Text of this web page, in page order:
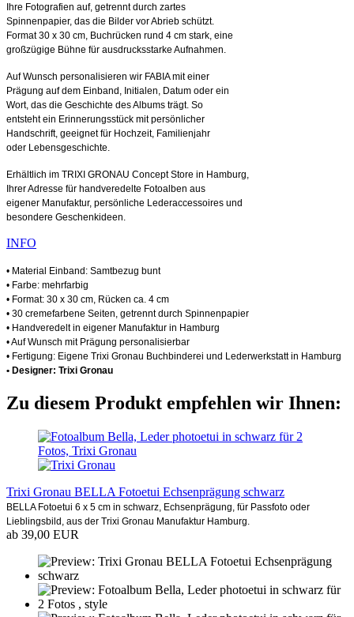
Ihre Fotografien auf, getrennt durch zartes
Spinnenpapier, das die Bilder vor Abrieb schützt.
Format 30 x 30 cm, Buchrücken rund 4 cm stark, eine
großzügige Bühne für ausdrucksstarke Aufnahmen.
Auf Wunsch personalisieren wir FABIA mit einer
Prägung auf dem Einband, Initialen, Datum oder ein
Wort, das die Geschichte des Albums trägt. So
entsteht ein Erinnerungsstück mit persönlicher
Handschrift, geeignet für Hochzeit, Familienjahr
oder Lebensgeschichte.
Erhältlich im TRIXI GRONAU Concept Store in Hamburg,
Ihrer Adresse für handveredelte Fotoalben aus
eigener Manufaktur, persönliche Lederaccessoires und
besondere Geschenkideen.
INFO
• Material Einband: Samtbezug bunt
• Farbe: mehrfarbig
• Format: 30 x 30 cm, Rücken ca. 4 cm
• 30 cremefarbene Seiten, getrennt durch Spinnenpapier
• Handveredelt in eigener Manufaktur in Hamburg
• Auf Wunsch mit Prägung personalisierbar
• Fertigung: Eigene Trixi Gronau Buchbinderei und Lederwerkstatt in Hamburg
• Designer: Trixi Gronau
Zu diesem Produkt empfehlen wir Ihnen:
Trixi Gronau BELLA Fotoetui Echsenprägung schwarz
BELLA Fotoetui 6 x 5 cm in schwarz, Echsenprägung, für Passfoto oder
Lieblingsbild, aus der Trixi Gronau Manufaktur Hamburg.
ab 39,00 EUR